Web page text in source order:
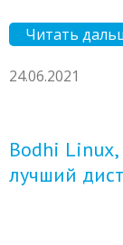
Читать
24.06.2021
Bodhi
лучший